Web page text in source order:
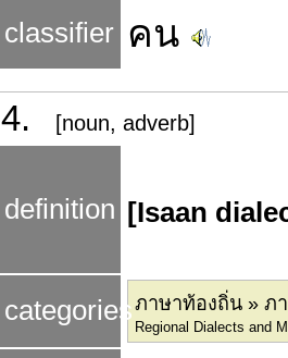
classifier คน
4. [noun, adverb]
definition [Isaan
categoriesภาษาท้องถิ่น » ภ
Regional Dialects and